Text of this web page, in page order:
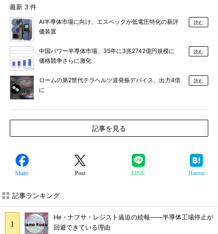
最新 3 件
AI半導体市場に向け、エスペックが低電圧特化の新評
価装置
読む
中国パワー半導体市場、35年に3兆2742億円規模に
価格競争さらに激化
読む
ロームの第2世代テラヘルツ波発振デバイス、出力4倍
に
読む
記事を見る
Share Post LINE Hatena
記事ランキング
He・ナフサ・レジスト逼迫の続報――半導体工場停止が
回避できている理由